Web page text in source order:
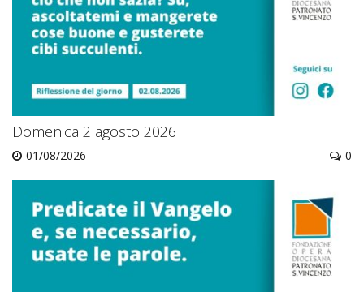
Domenica 2 agosto 2026
01/08/2026 0